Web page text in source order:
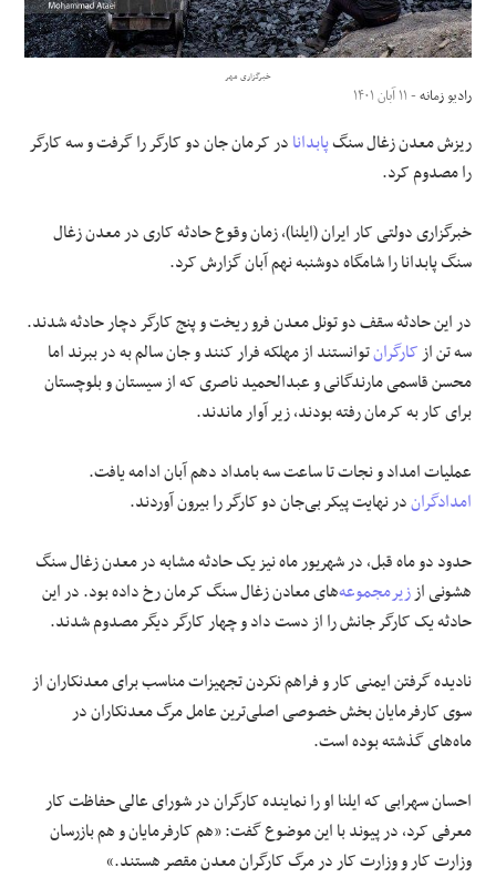
علوم و فن آوری
فرهنگی و هنری
مقالات
خبرگزاری مهر
رادیو زمانه- ۱۱ آبان ۱۴۰۱
ریزش معدن زغال سنگپابدانادر کرمان جان دو کارگر را گرفت و سه کارگر
را مصدوم کرد.
خبرگزاری دولتی کار ایران (ایلنا)، زمان وقوع حادثه کاری در معدن زغال
سنگ پابدانا را شامگاه دوشنبه نهم آبان گزارش کرد.
در این حادثه سقف دو تونل معدن فرو ریخت و پنج کارگر دچار حادثه شدند.
سه تن ازکارگرانتوانستند از مهلکه فرار کنند و جان سالم به در ببرند اما
محسن قاسمی مارندگانی و عبدالحمید ناصری که از سیستان و بلوچستان
برای کار به کرمان رفته بودند، زیر آوار ماندند.
عملیات امداد و نجات تا ساعت سه بامداد دهم آبان ادامه یافت.
امدادگراندر نهایت پیکر بی‌جان دو کارگر را بیرون آوردند.
حدود دو ماه قبل، در شهریور ماه نیز یک حادثه مشابه در معدن زغال سنگ
هشونی اززیرمجموعه‌های معادن زغال سنگ کرمان رخ داده بود. در این
حادثه یک کارگر جانش را از دست داد و چهار کارگر دیگر مصدوم شدند.
نادیده گرفتن ایمنی کار و فراهم نکردن تجهیزات مناسب برای معدنکاران از
سوی کارفرمایان بخش خصوصی اصلی‌ترین عامل مرگ معدنکاران در
ماه‌های گذشته بوده است.
احسان سهرابی که ایلنا او را نماینده کارگران در شورای عالی حفاظت کار
معرفی کرد، در پیوند با این موضوع گفت: «هم کارفرمایان و هم بازرسان
وزارت کار و وزارت کار در مرگ کارگران معدن مقصر هستند.»